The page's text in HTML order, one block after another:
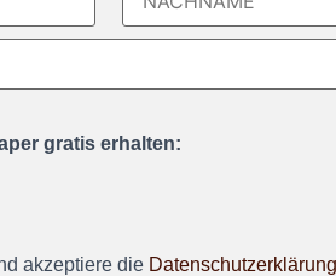
gratis erhalten:
akzeptiere die Datenschutzerklärung